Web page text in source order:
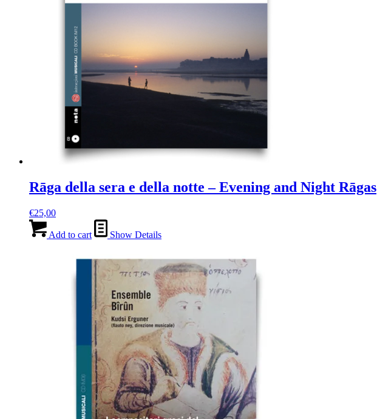
Rāga della sera e della notte – Evening and Night Rāgas
€25,00
Add to cart Show Details